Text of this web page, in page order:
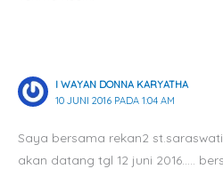
I WAYAN DONNA KARYATHA
10 JUNI 2016 PADA 1:04 AM
Saya bersama rekan2
akan datang tgl 12 juni 2016…..